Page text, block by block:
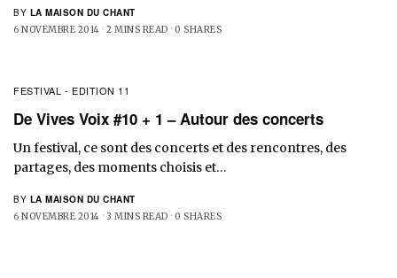
BY LA MAISON DU CHANT
6 NOVEMBRE 2014 2 MINS READ 0 SHARES
FESTIVAL - EDITION 11
De Vives Voix #10 + 1 – Autour des concerts
Un festival, ce sont des concerts et des rencontres, des
partages, des moments choisis et…
BY LA MAISON DU CHANT
6 NOVEMBRE 2014 3 MINS READ 0 SHARES